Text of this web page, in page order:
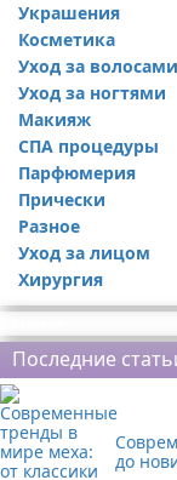
Украшения
Косметика
Уход за волосами
Уход за ногтями
Макияж
СПА процедуры
Парфюмерия
Прически
Разное
Уход за лицом
Хирургия
Последние
до